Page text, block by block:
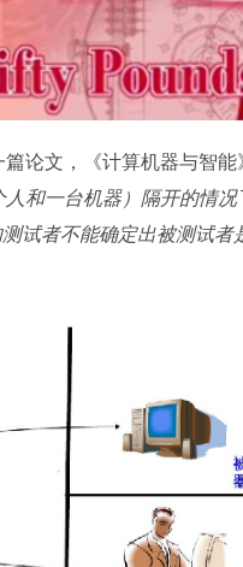
论文，《计算机器与智能
和一台机器）隔开的情
试者不能确定出被测试